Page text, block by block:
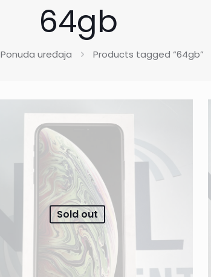
64gb
Ponuda uređaja Products tagged “64gb”
Sold out